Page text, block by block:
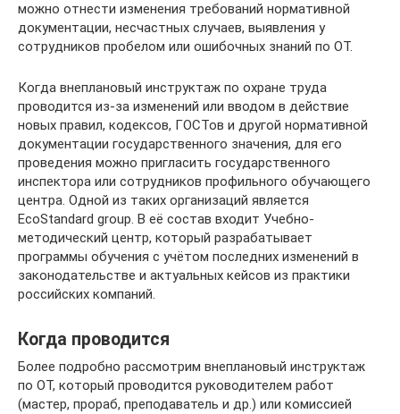
можно отнести изменения требований нормативной
документации, несчастных случаев, выявления у
сотрудников пробелом или ошибочных знаний по ОТ.
Когда внеплановый инструктаж по охране труда
проводится из-за изменений или вводом в действие
новых правил, кодексов, ГОСТов и другой нормативной
документации государственного значения, для его
проведения можно пригласить государственного
инспектора или сотрудников профильного обучающего
центра. Одной из таких организаций является
EcoStandard group. В её состав входит Учебно-
методический центр, который разрабатывает
программы обучения с учётом последних изменений в
законодательстве и актуальных кейсов из практики
российских компаний.
Когда проводится
Более подробно рассмотрим внеплановый инструктаж
по ОТ, который проводится руководителем работ
(мастер, прораб, преподаватель и др.) или комиссией